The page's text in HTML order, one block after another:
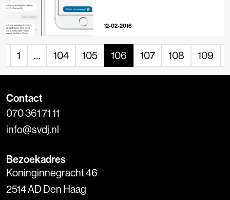
12-02-2016
1 … 104 105 106 107 108 109
Contact
070 361 71 11
info@svdj.nl
Bezoekadres
Koninginnegracht 46
2514 AD Den Haag